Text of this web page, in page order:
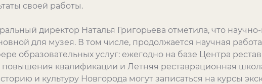
своей работы.
директор Наталья Григорьева отметила, что
для музея. В том числе, продолжается научная
образовательных услуг: ежегодно на базе Центра
квалификации и Летняя реставрационная
и культуру Новгорода могут записаться на курсы